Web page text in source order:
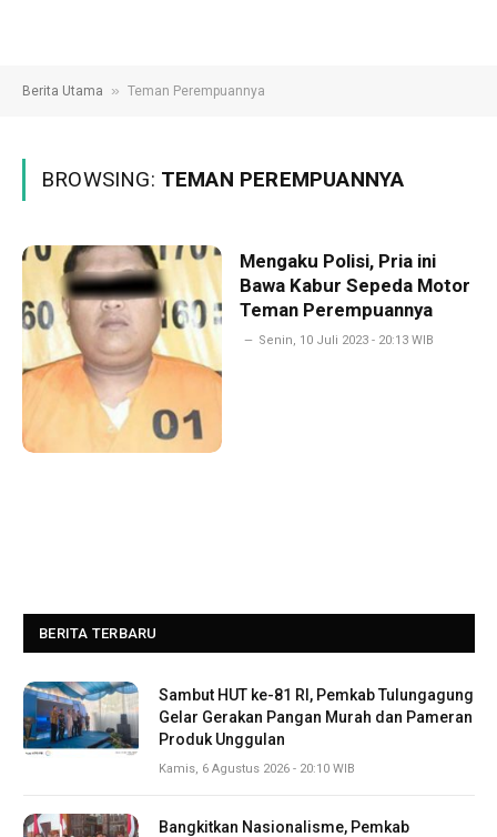
Berita Utama » Teman Perempuannya
BROWSING: TEMAN PEREMPUANNYA
Mengaku Polisi, Pria ini
Bawa Kabur Sepeda Motor
Teman Perempuannya
Senin, 10 Juli 2023 - 20:13 WIB
BERITA TERBARU
Sambut HUT ke-81 RI, Pemkab Tulungagung
Gelar Gerakan Pangan Murah dan Pameran
Produk Unggulan
Kamis, 6 Agustus 2026 - 20:10 WIB
Bangkitkan Nasionalisme, Pemkab